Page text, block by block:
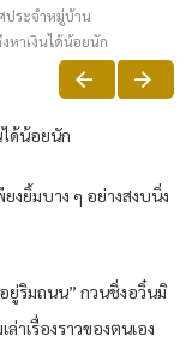
ประจำหมู่บ้าน
หาเงินได้น้อยนัก
ได้น้อยนัก
ยงยิ้มบาง ๆ อย่างสงบนิ่ง
ยู่ริมถนน” กวนชิ่งอวิ๋นมิ
าเรื่องราวของตนเอง